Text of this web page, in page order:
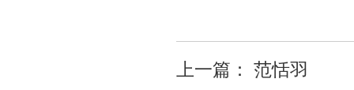
上一篇： 范恬羽